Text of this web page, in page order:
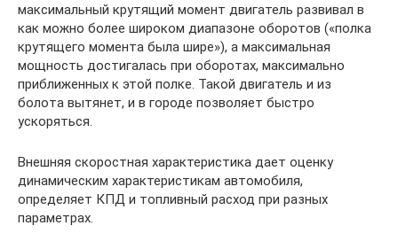
максимальный крутящий момент двигатель развивал в
как можно более широком диапазоне оборотов («полка
крутящего момента была шире»), а максимальная
мощность достигалась при оборотах, максимально
приближенных к этой полке. Такой двигатель и из
болота вытянет, и в городе позволяет быстро
ускоряться.
Внешняя скоростная характеристика дает оценку
динамическим характеристикам автомобиля,
определяет КПД и топливный расход при разных
параметрах.